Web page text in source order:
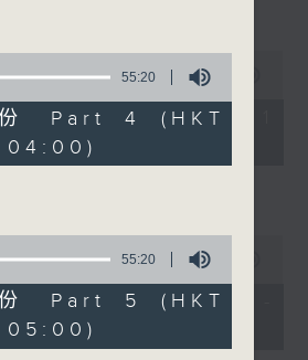
一些中國音樂送上。週五和
睡，別忘了第四台這裡總有
長夜細聽
55:00
- 第一部份 Part 1
- 01:00)
55:00
2 (HKT 01:05 -
55:20
Part 4 (HKT
55:20
Part 5 (HKT